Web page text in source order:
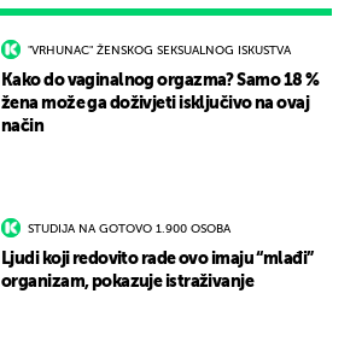
"VRHUNAC" ŽENSKOG SEKSUALNOG ISKUSTVA
Kako do vaginalnog orgazma? Samo 18 %
žena može ga doživjeti isključivo na ovaj
način
STUDIJA NA GOTOVO 1.900 OSOBA
Ljudi koji redovito rade ovo imaju “mlađi”
organizam, pokazuje istraživanje